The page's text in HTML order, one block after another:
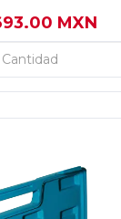
MXN
+ AGREGAR